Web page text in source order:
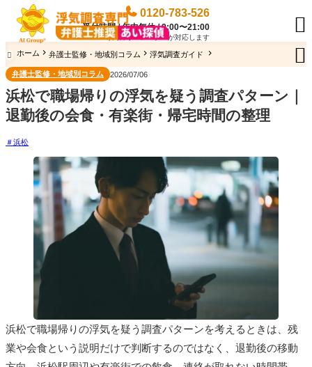
0120-783-526
受付時間 / 年中無休 / 9:00〜21:00
専門のオペレーターが対応します


 ホーム 弁護士監修・地域別コラム 浮気調査ガイド
弁護士監修・地域別コラム 2026/07/06
浜松で職場帰りの浮気を疑う調査パターン｜
退勤後の会食・有楽街・帰宅時間の整理
浜松
浜松で職場帰りの浮気を疑う調査パターンを考えるときは、残
業や会食という説明だけで判断するのではなく、退勤後の移動